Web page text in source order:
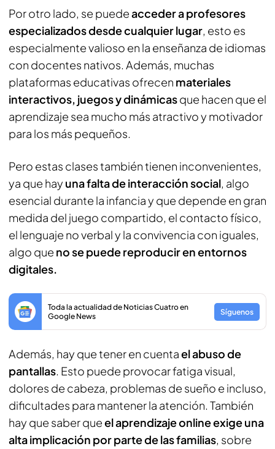
Por otro lado, se puedeacceder a profesores
especializados desde cualquier lugar, esto es
especialmente valioso en la enseñanza de idiomas
con docentes nativos. Además, muchas
plataformas educativas ofrecen materiales
interactivos, juegos y dinámicasque hacen que el
aprendizaje sea mucho más atractivo y motivador
para los más pequeños.
Pero estas clases también tienen inconvenientes,
ya que hay una falta de interacción social, algo
esencial durante la infancia y que depende en gran
medida del juego compartido, el contacto físico,
el lenguaje no verbal y la convivencia con iguales,
algo que no se puede reproducir en entornos
digitales.
Toda la actualidad de Noticias Cuatro en
Google News
Síguenos
Además, hay que tener en cuentael abuso de
pantallas. Esto puede provocar fatiga visual,
dolores de cabeza, problemas de sueño e incluso,
dificultades para mantener la atención. También
hay que saber queel aprendizaje online exige una
alta implicación por parte de las familias, sobre